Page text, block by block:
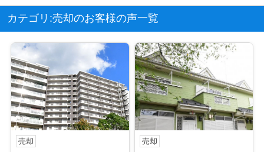
カテゴリ:売却のお客様の声一覧
売却 売却